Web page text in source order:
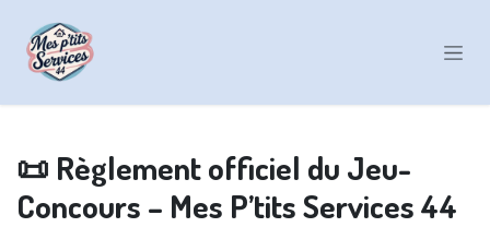
📜 Règlement officiel du Jeu-
Concours – Mes P’tits Services 44